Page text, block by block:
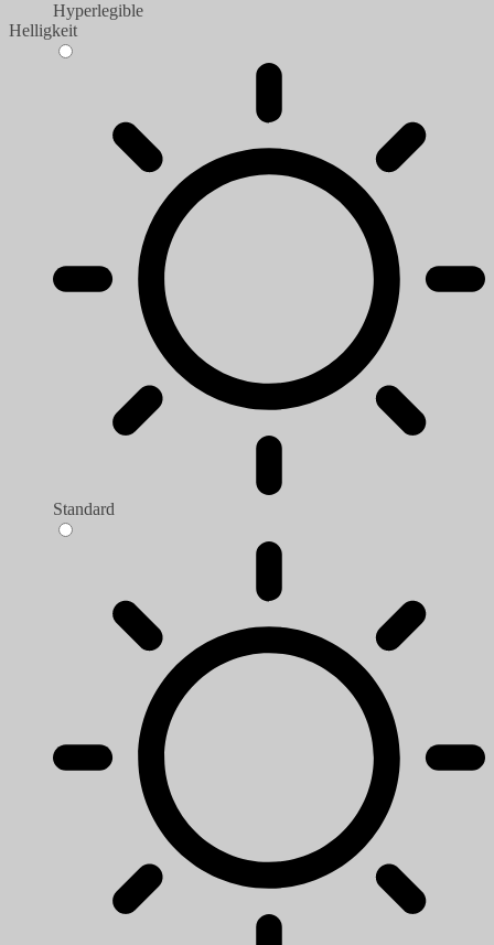
Hyperlegible
Helligkeit
Standard